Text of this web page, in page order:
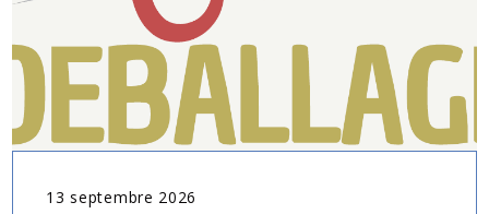
13 septembre 2026